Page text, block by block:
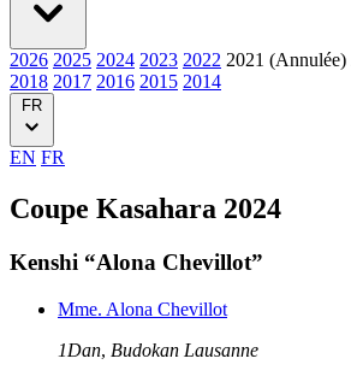
2026 2025 2024 2023 2022 2021 (Annulée)
2018 2017 2016 2015 2014
FR
EN FR
Coupe Kasahara 2024
Kenshi “Alona Chevillot”
Mme. Alona Chevillot
1Dan, Budokan Lausanne